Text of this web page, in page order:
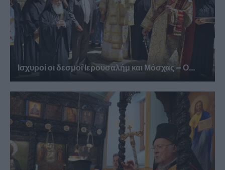
Ισχυροί οι δεσμοί Ιερουσαλήμ και Μόσχας – Ο...